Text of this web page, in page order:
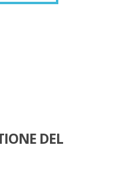
DEL